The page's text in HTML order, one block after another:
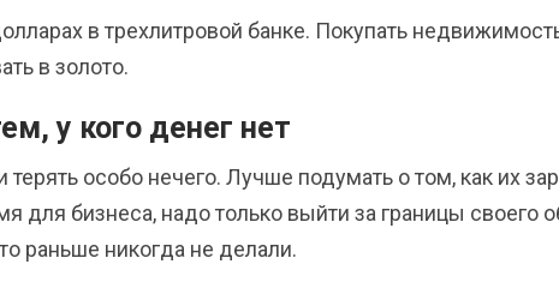
в трехлитровой банке. Покупать
в золото.
у кого денег нет
терять особо нечего. Лучше подумать о том, как их
для бизнеса, надо только выйти за границы своего
раньше никогда не делали.